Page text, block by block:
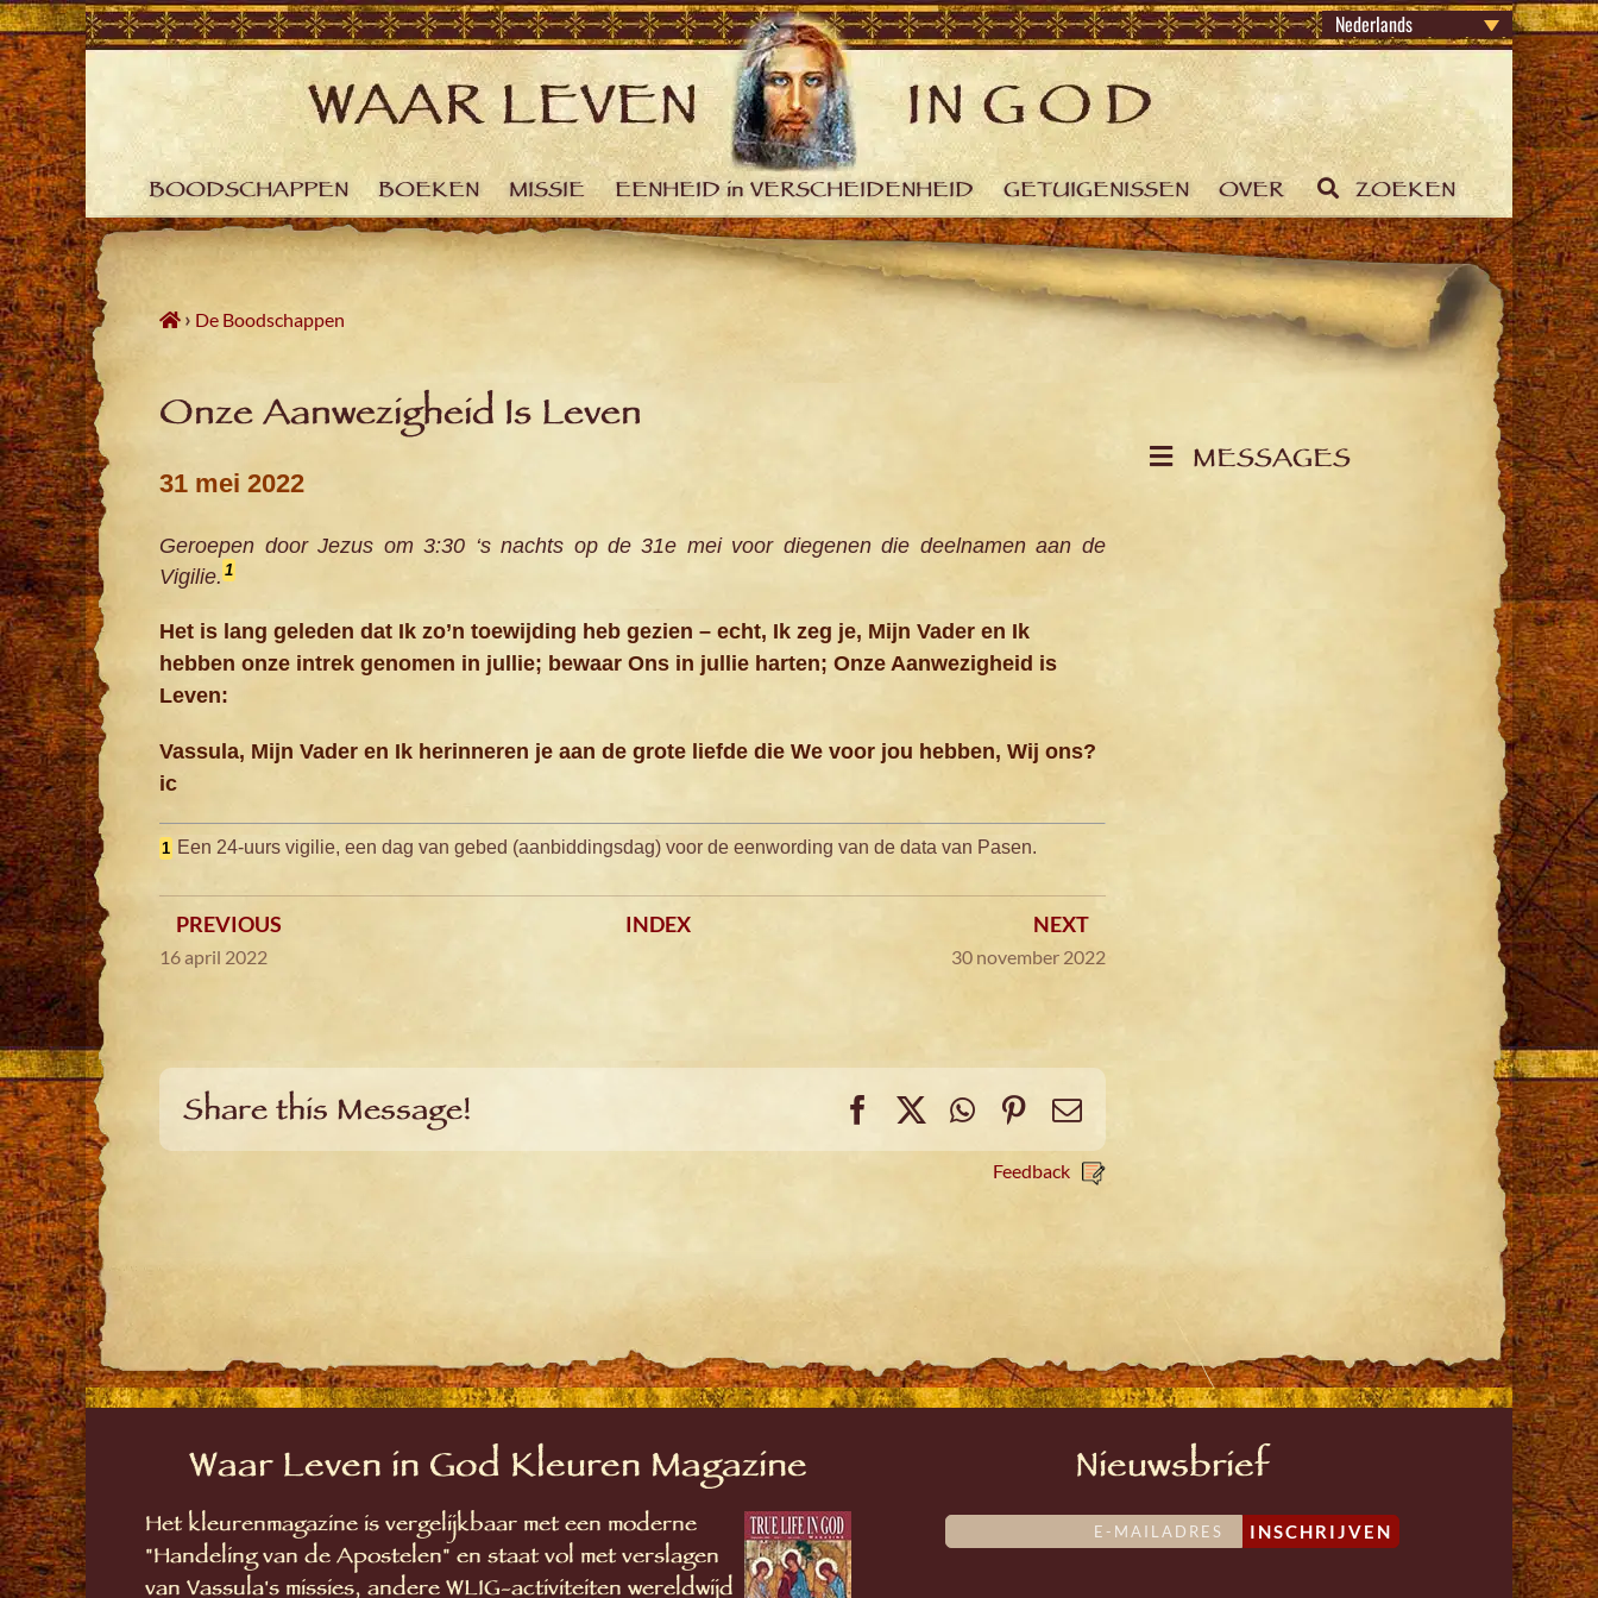
Skip
to
content
Nederlands
BOODSCHAPPEN BOEKEN MISSIE EENHEID in VERSCHEIDENHEID GETUIGENISSEN OVER ZOEKEN
› De Boodschappen
Onze Aanwezigheid Is Leven
31 mei 2022
Geroepen door Jezus om 3:30 ‘s nachts op de 31e mei voor diegenen die deelnamen aan de
Vigilie.1
Het is lang geleden dat Ik zo’n toewijding heb gezien – echt, Ik zeg je, Mijn Vader en Ik
hebben onze intrek genomen in jullie; bewaar Ons in jullie harten; Onze Aanwezigheid is
Leven:
Vassula, Mijn Vader en Ik herinneren je aan de grote liefde die We voor jou hebben, Wij ons?
ic
1 Een 24-uurs vigilie, een dag van gebed (aanbiddingsdag) voor de eenwording van de data van Pasen.
PREVIOUS INDEX NEXT
16 april 2022 30 november 2022
Share this Message! FacebookWhatsApp
Pinterest
Email
Feedback
MESSAGES
Waar Leven in God Kleuren Magazine
Het kleurenmagazine is vergelijkbaar met een moderne
"Handeling van de Apostelen" en staat vol met verslagen
van Vassula's missies, andere WLIG-activiteiten wereldwijd
Nieuwsbrief
INSCHRIJVEN